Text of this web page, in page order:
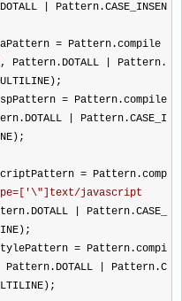
Pattern.CASE_INSEN
= Pattern.compile
, Pattern.DOTALL
Pattern.
= Pattern.compile
Pattern.CASE_I
= Pattern.comp
javascript
Pattern.CASE_
= Pattern.compi
Pattern.C